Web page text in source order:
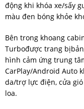
động khi khóa xe/sấy
màu đen bóng khỏe
Bên trong khoang
Turbođược trang
hình cảm ứng trung
CarPlay/Android Auto
da/trợ lực điện, cửa
loa.